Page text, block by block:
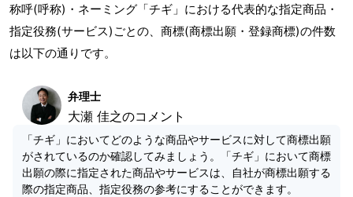
称呼(呼称)・ネーミング「チギ」における代表的な指定商品・
指定役務(サービス)ごとの、商標(商標出願・登録商標)の件数
は以下の通りです。
弁理士
大瀬 佳之のコメント
「チギ」においてどのような商品やサービスに対して商標出願
がされているのか確認してみましょう。「チギ」において商標
出願の際に指定された商品やサービスは、自社が商標出願する
際の指定商品、指定役務の参考にすることができます。